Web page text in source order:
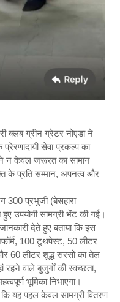
क्लब ग्रीन ग्रेटर नोएडा ने
सेवा प्रकल्प का
न केवल जरूरत का सामान
के प्रति सम्मान, अपनत्व और
300 प्रभुजी (बेसहारा
उपयोगी सामग्री भेंट की गई।
देते हुए बताया कि इस
100 टूथपेस्ट, 50 लीटर
60 लीटर शुद्ध सरसों का तेल
वाले बुजुर्गों की स्वच्छता,
भूमिका निभाएगा।
यह पहल केवल सामग्री वितरण